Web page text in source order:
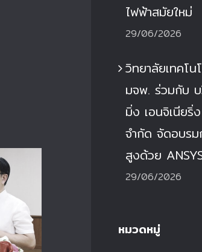
ไฟฟ้าสมัยใหม่
29/06/2026
วิทยาลัยเทคโ
มจพ. ร่วมกับ
มิ่ง เอนจิเนียริ่
จำกัด จัดอบร
สูงด้วย
29/06/2026
หมวดหมู่